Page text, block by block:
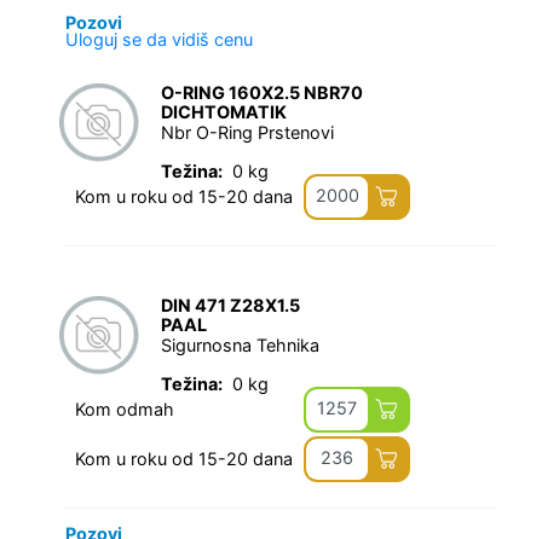
Pozovi
Uloguj se da vidiš cenu
O-RING 160X2.5 NBR70
DICHTOMATIK
Nbr O-Ring Prstenovi
Težina: 0 kg
Kom u roku od 15-20 dana
2000
DIN 471 Z28X1.5
PAAL
Sigurnosna Tehnika
Težina: 0 kg
Kom odmah
1257
Kom u roku od 15-20 dana 236
Pozovi